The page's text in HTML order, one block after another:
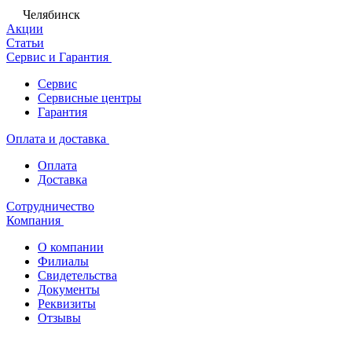
Челябинск
Акции
Статьи
Сервис и Гарантия
Сервис
Сервисные центры
Гарантия
Оплата и доставка
Оплата
Доставка
Сотрудничество
Компания
О компании
Филиалы
Свидетельства
Документы
Реквизиты
Отзывы